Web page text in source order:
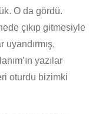
O da gördü.
çıkıp gitmesiyle
yazılar
oturdu bizimki